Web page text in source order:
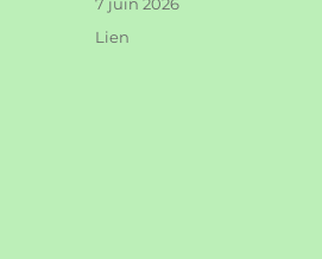
le
Format
Lien